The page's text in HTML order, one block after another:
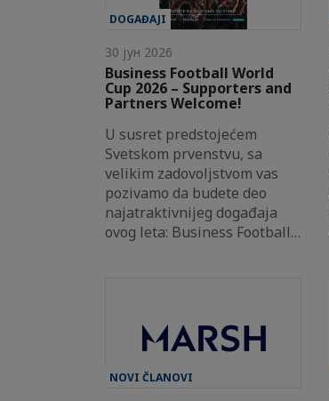
DOGAĐAJI
30 јун 2026
Business Football World
Cup 2026 – Supporters and
Partners Welcome!
U susret predstojećem
Svetskom prvenstvu, sa
velikim zadovoljstvom vas
pozivamo da budete deo
najatraktivnijeg događaja
ovog leta: Business Football…
NOVI ČLANOVI